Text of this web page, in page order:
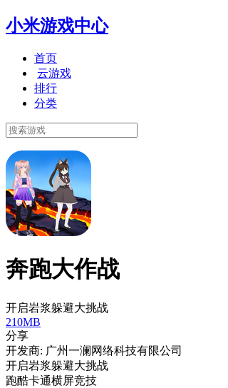
小米游戏中心
首页
云游戏
排行
分类
奔跑大作战
开启岩浆躲避大挑战
210MB
分享
开发商: 广州一澜网络科技有限公司
开启岩浆躲避大挑战
跑酷卡通横屏竞技